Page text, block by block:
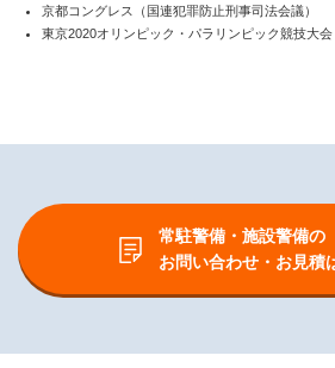
京都コングレス（国連犯罪防止刑事司法会議）
東京2020オリンピック・パラリンピック競技大会
常駐警備・施設警備の
お問い合わせ・お見積